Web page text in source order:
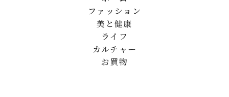
ファッション
美と健康
ライフ
カルチャー
お買物